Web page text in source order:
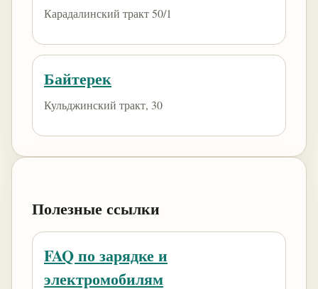
Карадалинский тракт 50/1
Байтерек
Кульджинский тракт, 30
Полезные ссылки
FAQ по зарядке и
электромобилям